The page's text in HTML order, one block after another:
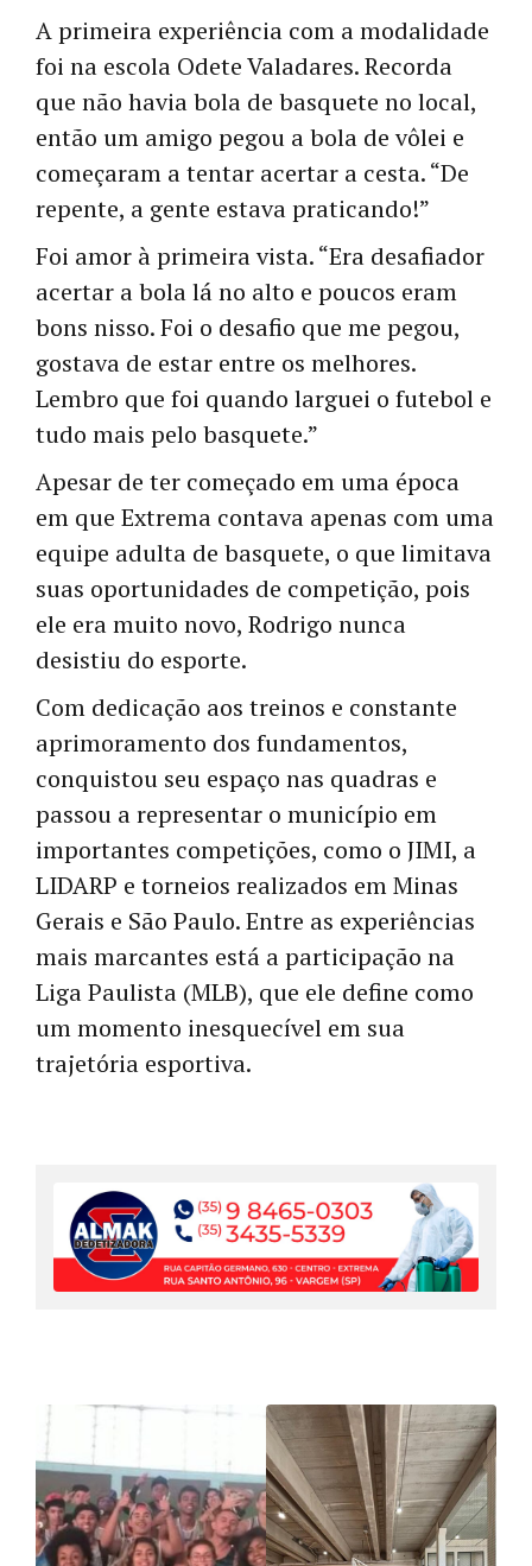
A primeira experiência com a modalidade
foi na escola Odete Valadares. Recorda
que não havia bola de basquete no local,
então um amigo pegou a bola de vôlei e
começaram a tentar acertar a cesta. “De
repente, a gente estava praticando!”
Foi amor à primeira vista. “Era desafiador
acertar a bola lá no alto e poucos eram
bons nisso. Foi o desafio que me pegou,
gostava de estar entre os melhores.
Lembro que foi quando larguei o futebol e
tudo mais pelo basquete.”
Apesar de ter começado em uma época
em que Extrema contava apenas com uma
equipe adulta de basquete, o que limitava
suas oportunidades de competição, pois
ele era muito novo, Rodrigo nunca
desistiu do esporte.
Com dedicação aos treinos e constante
aprimoramento dos fundamentos,
conquistou seu espaço nas quadras e
passou a representar o município em
importantes competições, como o JIMI, a
LIDARP e torneios realizados em Minas
Gerais e São Paulo. Entre as experiências
mais marcantes está a participação na
Liga Paulista (MLB), que ele define como
um momento inesquecível em sua
trajetória esportiva.